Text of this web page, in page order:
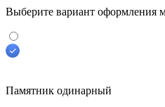
Выберите вариант оформления
Памятник одинарный